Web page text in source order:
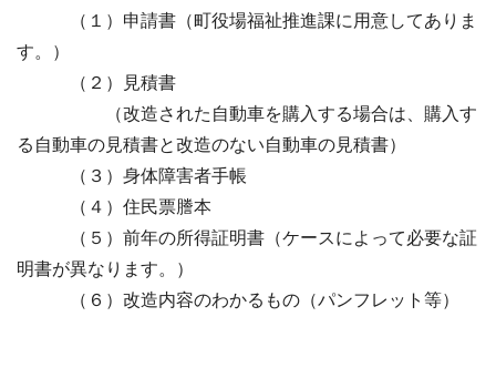
（１）申請書（町役場福祉推進課に用意してありま
す。）
（２）見積書
（改造された自動車を購入する場合は、購入す
る自動車の見積書と改造のない自動車の見積書）
（３）身体障害者手帳
（４）住民票謄本
（５）前年の所得証明書（ケースによって必要な証
明書が異なります。）
（６）改造内容のわかるもの（パンフレット等）